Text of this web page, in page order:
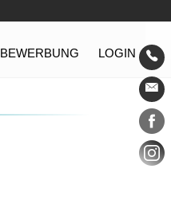
BEWERBUNG LOGIN